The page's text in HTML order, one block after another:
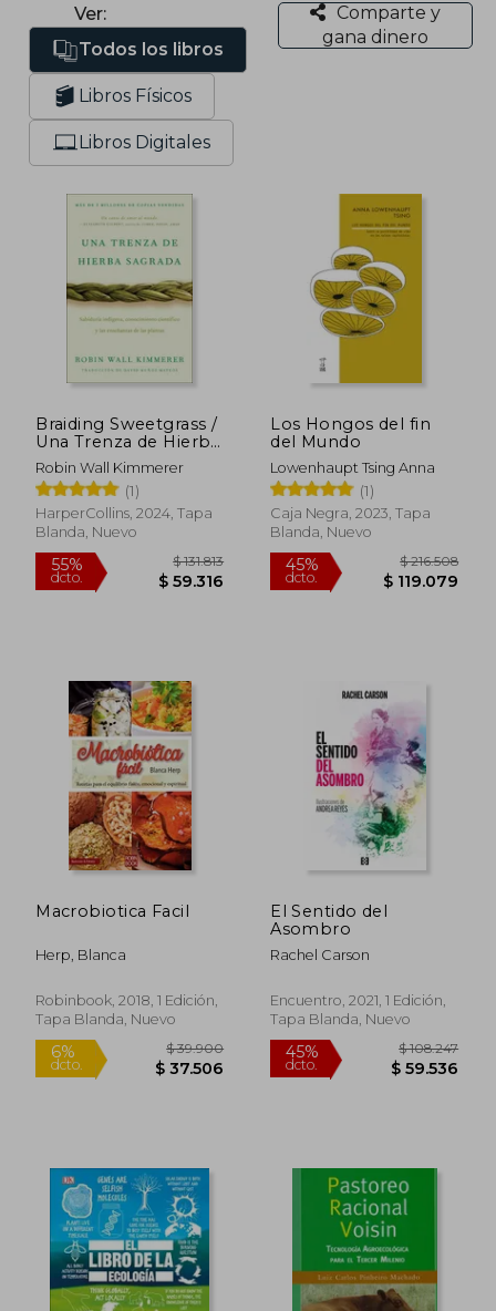
Ver:
Todos los libros
Libros Físicos
Libros Digitales
Comparte y
gana dinero
Braiding Sweetgrass /
Una Trenza de Hierba
Sagrada (Spanish
Edition)
Robin Wall Kimmerer
(1)
HarperCollins, 2024, Tapa
Blanda, Nuevo
55%
dcto. $ 59.316
Los Hongos del fin
del Mundo
Lowenhaupt Tsing Anna
(1)
Caja Negra, 2023, Tapa
Blanda, Nuevo
45%
Macrobiotica Facil
Herp, Blanca
Robinbook, 2018, 1 Edición,
Tapa Blanda, Nuevo
6%
dcto.
$ 39.900
$ 37.506
El Sentido del
Asombro
Rachel Carson
Encuentro, 2021, 1 Edición,
Tapa Blanda, Nuevo
45%
dcto.